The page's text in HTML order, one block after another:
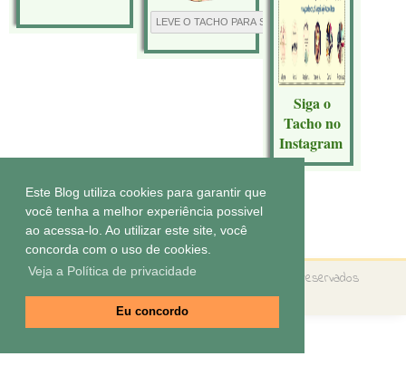
Este Blog utiliza cookies para garantir que
você tenha a melhor experiência possivel
ao acessa-lo. Ao utilizar este site, você
concorda com o uso de cookies.
Veja a Política de privacidade
Eu concordo
Siga o
Tacho no
Instagram
Tecnologia doBlogger
Copyright ©O tacho da Pepa
Todos os direitos reservados
Tema byElaine Gaspareto